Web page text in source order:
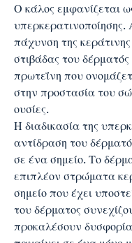
Ο κάλος εμφανίζεται
πάχυνση της
στιβάδας του
πρωτεΐνη που
στην προστασία του
ουσίες.
Η διαδικασία της
αντίδραση του
σε ένα σημείο. Το
επιπλέον στρώματα
σημείο που έχει
του δέρματος
προκαλέσουν